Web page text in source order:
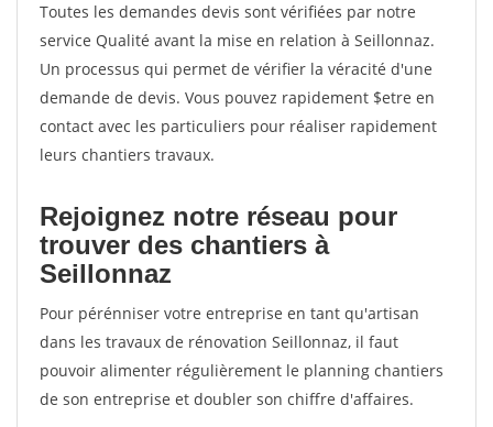
Toutes les demandes devis sont vérifiées par notre
service Qualité avant la mise en relation à Seillonnaz.
Un processus qui permet de vérifier la véracité d'une
demande de devis. Vous pouvez rapidement $etre en
contact avec les particuliers pour réaliser rapidement
leurs chantiers travaux.
Rejoignez notre réseau pour
trouver des chantiers à
Seillonnaz
Pour pérénniser votre entreprise en tant qu'artisan
dans les travaux de rénovation Seillonnaz, il faut
pouvoir alimenter régulièrement le planning chantiers
de son entreprise et doubler son chiffre d'affaires.